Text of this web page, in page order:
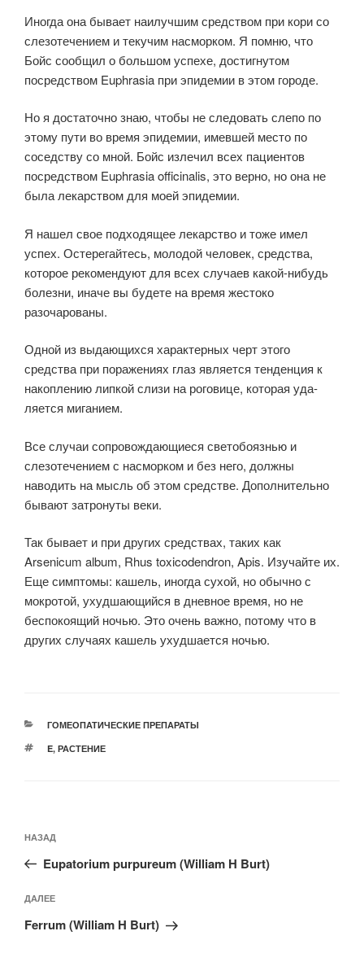
Иногда она бывает наилучшим средством при кори со
слезотечением и текучим насморком. Я помню, что
Бойс сообщил о большом успехе, достигнутом
посредством Euphrasia при эпи­демии в этом городе.
Но я достаточно знаю, чтобы не следовать слепо по
этому пути во время эпидемии, имевшей место по
соседству со мной. Бойс излечил всех пациентов
посредством Euphrasia officinalis, это верно, но она не
была лекарством для моей эпидемии.
Я нашел свое подходящее лекарство и тоже имел
успех. Остерегайтесь, молодой человек, средства,
которое рекомендуют для всех случаев какой-нибудь
болезни, иначе вы будете на время жестоко
разочарованы.
Одной из выдающихся характерных черт этого
средства при поражениях глаз является тенденция к
накоплению липкой слизи на роговице, которая уда­
ляется миганием.
Все случаи сопровождающиеся светобоязнью и
слезоте­чением с насморком и без него, должны
наводить на мысль об этом средстве. Дополнительно
бывают затронуты веки.
Так бывает и при других средствах, таких как
Arsenicum album, Rhus toxicodendron, Apis. Изучайте их.
Еще симптомы: кашель, иногда сухой, но обычно с
мокротой, ухудшающийся в дневное время, но не
беспокоящий ночью. Это очень важно, потому что в
других случаях кашель ухудшается ночью.
РУБРИКИ
ГОМЕОПАТИЧЕСКИЕ ПРЕПАРАТЫ
МЕТКИ
E, РАСТЕНИЕ
по
записям
Предыдущая
запись:
НАЗАД
Eupatorium purpureum (William H Burt)
Следующая
запись
ДАЛЕЕ
Ferrum (William H Burt)